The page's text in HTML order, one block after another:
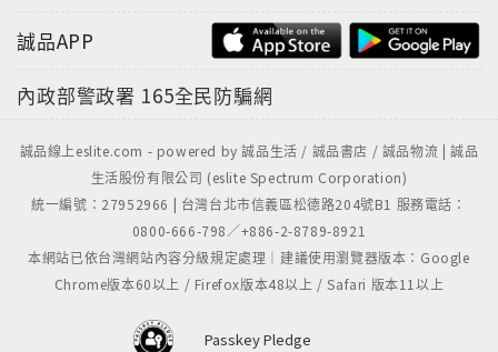
誠品APP
內政部警政署 165全民防騙網
誠品線上eslite.com - powered by 誠品生活 / 誠品書店 / 誠品物流 | 誠品
生活股份有限公司 (eslite Spectrum Corporation)
統一編號：27952966 | 台灣台北市信義區松德路204號B1 服務電話：
0800-666-798／+886-2-8789-8921
本網站已依台灣網站內容分級規定處理｜建議使用瀏覽器版本：Google
Chrome版本60以上 / Firefox版本48以上 / Safari 版本11以上
Passkey Pledge